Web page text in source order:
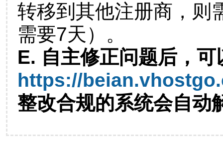
转移到其他注册商，则
需要7天）。
E. 自主修正问题后，可
https://
整改合规的系统会自动